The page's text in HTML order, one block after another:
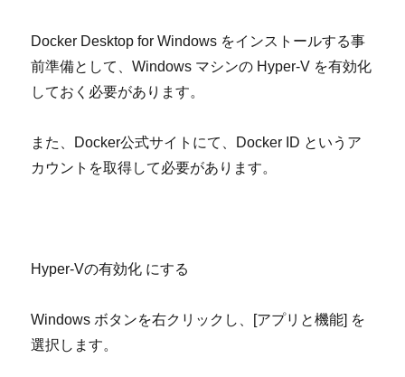
Docker Desktop for Windows をインストールする事
前準備として、Windows マシンの Hyper-V を有効化
しておく必要があります。
また、 Docker公式サイトにて、 Docker ID というア
カウントを取得して必要があります。
Hyper-Vの有効化 にする
Windows ボタンを右クリックし、 [アプリと機能] を
選択します。